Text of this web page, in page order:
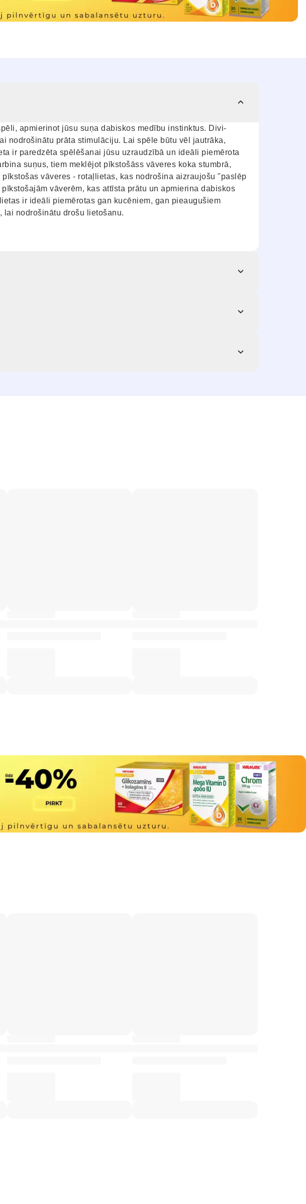
apmierinot jūsu suņa dabiskos medību instinktus. Divi-
nodrošinātu prāta stimulāciju. Lai spēle būtu vēl jautrāka,
ir paredzēta spēlēšanai jūsu uzraudzībā un ideāli piemērota
suņus, tiem meklējot pīkstošāss vāveres koka stumbrā,
vāveres - rotaļlietas, kas nodrošina aizraujošu "paslēp
vāverēm, kas attīsta prātu un apmierina dabiskos
ir ideāli piemērotas gan kucēniem, gan pieaugušiem
lai nodrošinātu drošu lietošanu.